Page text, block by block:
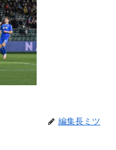
編集長ミツ